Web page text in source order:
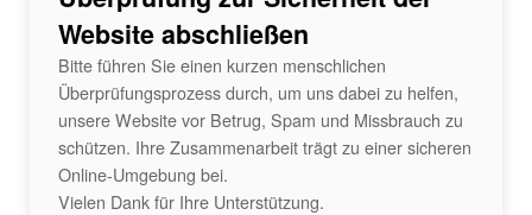
Website abschließen
Bitte führen Sie einen kurzen menschlichen
Überprüfungsprozess durch, um uns dabei zu helfen,
unsere Website vor Betrug, Spam und Missbrauch zu
schützen. Ihre Zusammenarbeit trägt zu einer sicheren
Online-Umgebung bei.
Vielen Dank für Ihre Unterstützung.